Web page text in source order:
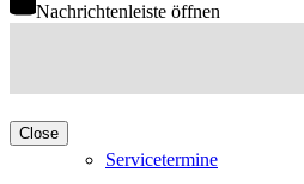
Servicetermine
Nachrichtenleiste öffnen
Close